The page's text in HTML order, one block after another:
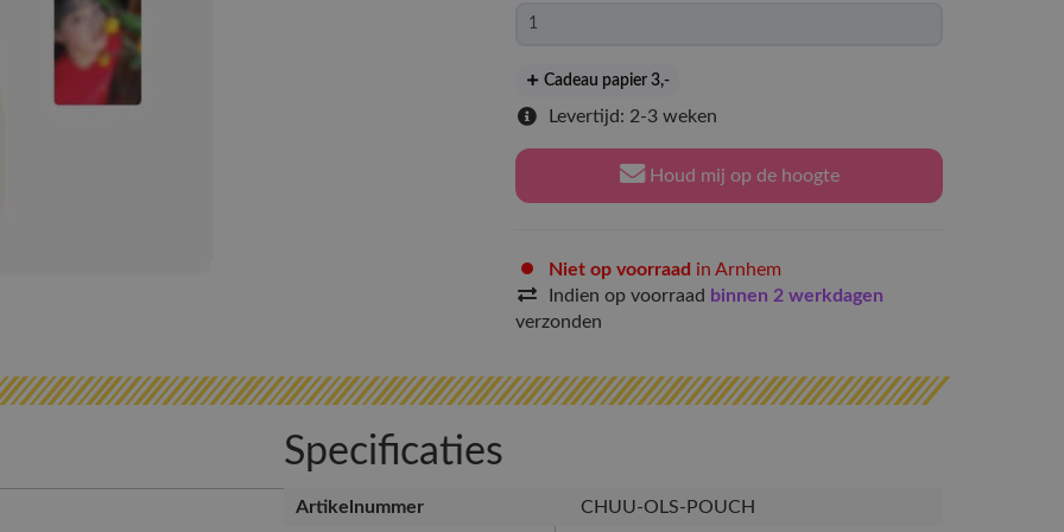
Cadeau papier 3,-
Levertijd: 2-3 weken
Houd mij op de hoogte
Niet op voorraad in Arnhem
Indien op voorraad binnen 2 werkdagen
verzonden
Specificaties
Artikelnummer CHUU-OLS-POUCH